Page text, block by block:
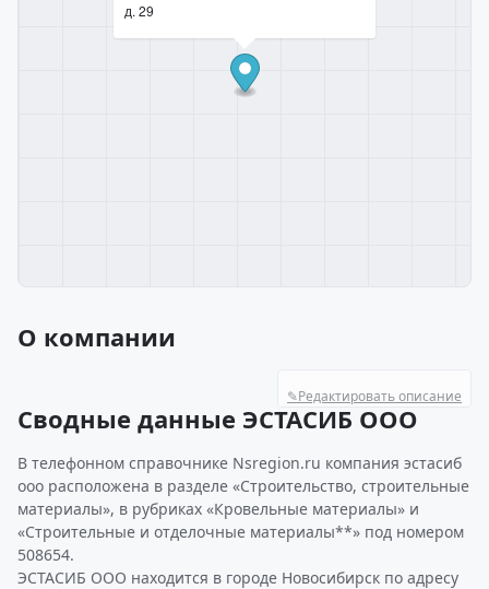
д. 29
О компании
✎Редактировать описание
Сводные данные ЭСТАСИБ ООО
В телефонном справочнике Nsregion.ru компания эстасиб
ооо расположена в разделе «Строительство, строительные
материалы», в рубриках «Кровельные материалы» и
«Строительные и отделочные материалы**» под номером
508654.
ЭСТАСИБ ООО находится в городе Новосибирск по адресу